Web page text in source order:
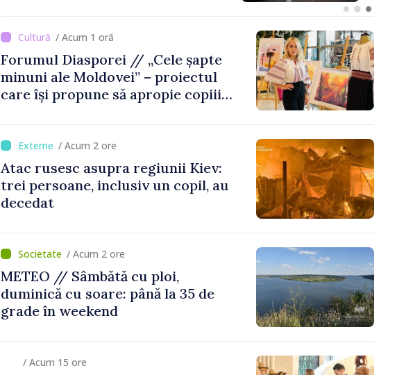
/ Acum 1 oră
Forumul Diasporei // „Cele șapte
minuni ale Moldovei” – proiectul
care își propune să apropie copiii
/ Acum 2 ore
Atac rusesc asupra regiunii Kiev:
trei persoane, inclusiv un copil, au
decedat
/ Acum 2 ore
METEO // Sâmbătă cu ploi,
duminică cu soare: până la 35 de
grade în weekend
/ Acum 15 ore